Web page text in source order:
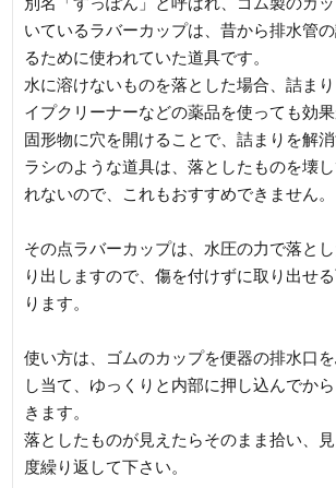
いているラバーカップは、昔から排水管
るために使われていた道具です。
水に溶けないものを落とした場合、詰ま
イプクリーナーなどの薬品を使っても効果
固形物に穴を開けることで、詰まりを解
ラシのような道具は、落としたものを壊
れないので、これもおすすめできません。
その点ラバーカップは、水圧の力で落と
り出しますので、傷を付けずに取り出せ
ります。
使い方は、ゴムのカップを便器の排水口
し当て、ゆっくりと内部に押し込んでか
きます。
落としたものが見えたらそのまま拾い、
度繰り返して下さい。